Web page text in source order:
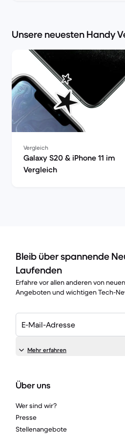
Unsere neuesten Handy
Vergleich
Galaxy S20 & iPhone 11 im
Vergleich
Bleib über spannende
Laufenden
Erfahre vor allen anderen von
Angeboten und wichtigen Tech-
E-Mail-Adresse
Mehr erfahren
Über uns
Wer sind wir?
Presse
Stellenangebote